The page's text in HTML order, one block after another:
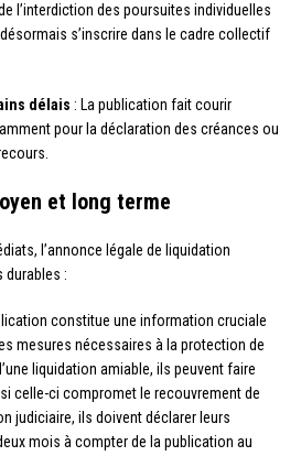
l’interdiction des poursuites individuelles
s’inscrire dans le cadre collectif
délais : La publication fait courir
pour la déclaration des créances ou
et long terme
l’annonce légale de liquidation
durables :
constitue une information cruciale
mesures nécessaires à la protection de
liquidation amiable, ils peuvent faire
celle-ci compromet le recouvrement de
judiciaire, ils doivent déclarer leurs
mois à compter de la publication au